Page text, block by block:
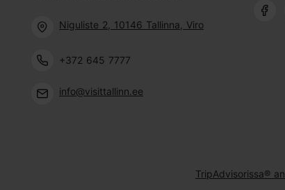
Niguliste 2, 10146 Tallinna, Viro
+372 645 7777
info@visittallinn.ee
TripAdvisorissa®